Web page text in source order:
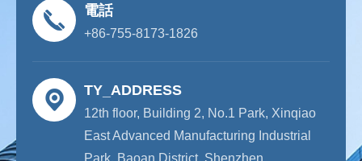
電話
+86-755-8173-1826
TY_ADDRESS
12th floor, Building 2, No.1 Park, Xinqiao
East Advanced Manufacturing Industrial
Park, Baoan District, Shenzhen